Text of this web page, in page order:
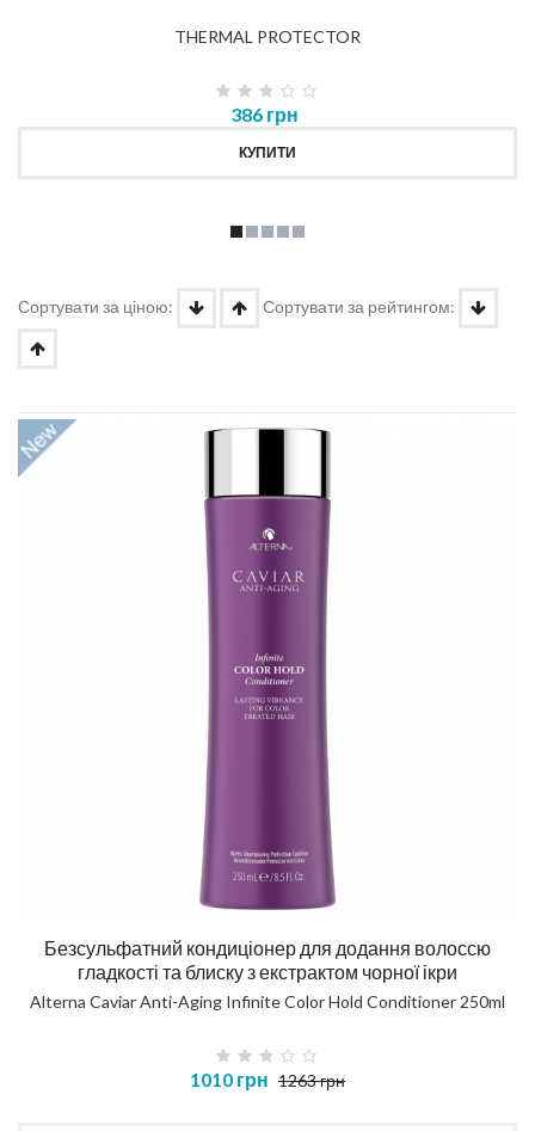
THERMAL PROTECTOR
386 грн
КУПИТИ
Сортувати за ціною: Сортувати за рейтингом:
Безсульфатний кондиціонер для додання волоссю
гладкості та блиску з екстрактом чорної ікри
Alterna Caviar Anti-Aging Infinite Color Hold Conditioner 250ml
1010 грн 1263 грн